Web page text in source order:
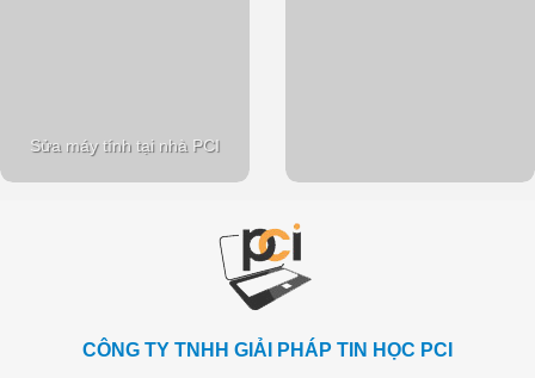
Sửa máy tính tại nhà PCI
CÔNG TY TNHH GIẢI PHÁP TIN HỌC PCI